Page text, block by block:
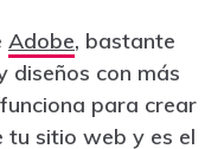
Adobe, bastante
diseños con más
para crear
tu sitio web y es el